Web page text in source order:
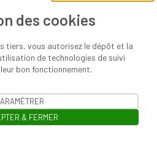
des cookies
tiers, vous autorisez le dépôt et la
de technologies de suivi
bon fonctionnement.
& FERMER